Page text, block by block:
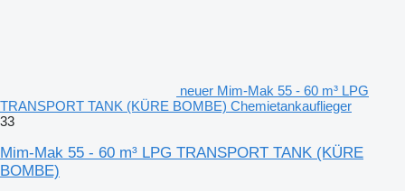
neuer Mim-Mak 55 - 60 m³ LPG
TRANSPORT TANK (KÜRE BOMBE) Chemietankauflieger
33
Mim-Mak 55 - 60 m³ LPG TRANSPORT TANK (KÜRE
BOMBE)